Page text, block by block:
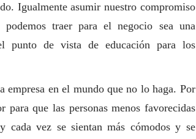
Igualmente asumir nuestro compromiso
traer para el negocio sea una
punto de vista de educación para los
empresa en el mundo que no lo haga. Por
que las personas menos favorecidas
cada vez se sientan más cómodos y se